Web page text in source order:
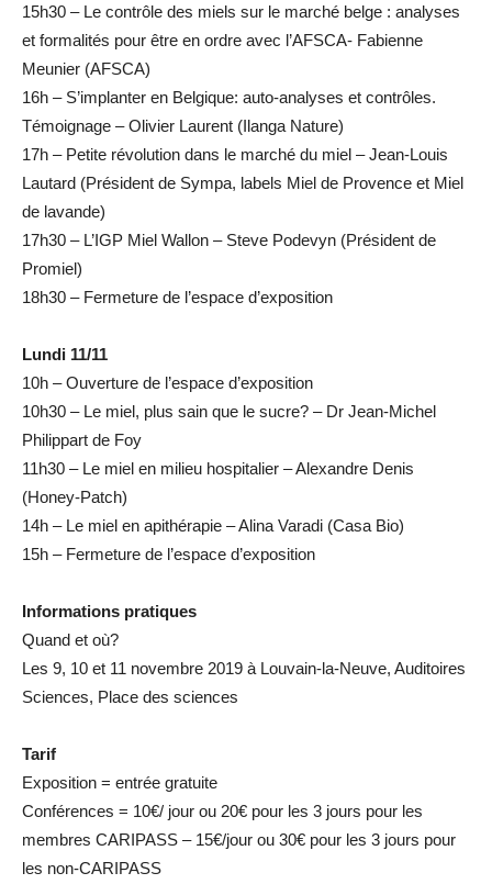
15h30 – Le contrôle des miels sur le marché belge : analyses
et formalités pour être en ordre avec l’AFSCA- Fabienne
Meunier (AFSCA)
16h – S’implanter en Belgique: auto-analyses et contrôles.
Témoignage – Olivier Laurent (Ilanga Nature)
17h – Petite révolution dans le marché du miel – Jean-Louis
Lautard (Président de Sympa, labels Miel de Provence et Miel
de lavande)
17h30 – L’IGP Miel Wallon – Steve Podevyn (Président de
Promiel)
18h30 – Fermeture de l’espace d’exposition
Lundi 11/11
10h – Ouverture de l’espace d’exposition
10h30 – Le miel, plus sain que le sucre? – Dr Jean-Michel
Philippart de Foy
11h30 – Le miel en milieu hospitalier – Alexandre Denis
(Honey-Patch)
14h – Le miel en apithérapie – Alina Varadi (Casa Bio)
15h – Fermeture de l’espace d’exposition
Informations pratiques
Quand et où?
Les 9, 10 et 11 novembre 2019 à Louvain-la-Neuve, Auditoires
Sciences, Place des sciences
Tarif
Exposition = entrée gratuite
Conférences = 10€/ jour ou 20€ pour les 3 jours pour les
membres CARIPASS – 15€/jour ou 30€ pour les 3 jours pour
les non-CARIPASS